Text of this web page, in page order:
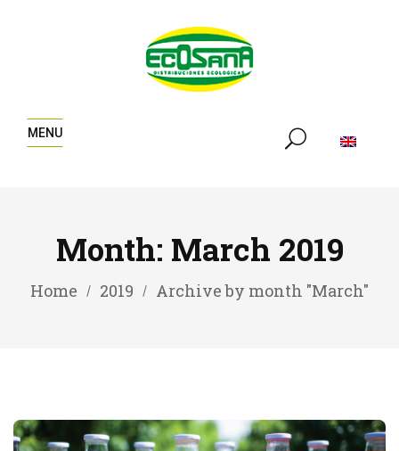
MENU
Month: March 2019
Home 2019 Archive by month "March"